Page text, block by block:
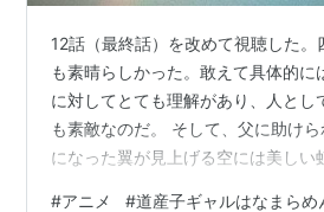
12話（最終話）を改めて視聴した。
も素晴らしかった。敢えて具体的に
に対してとても理解があり、人とし
も素敵なのだ。 そして、父に助け
になった翼が見上げる空には美しい
#アニメ #道産子ギャルはなまらめ